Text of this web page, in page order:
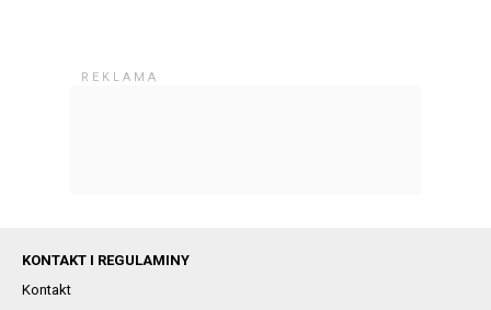
KONTAKT I REGULAMINY
Kontakt